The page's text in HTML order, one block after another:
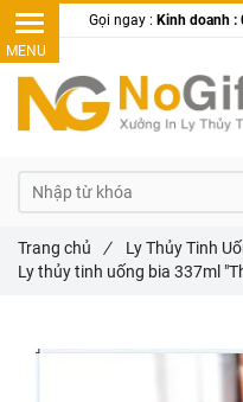
Trang chủ / Ly Thủy Tinh
Ly thủy tinh uống bia 337ml
Gọi ngay : Kinh doanh :